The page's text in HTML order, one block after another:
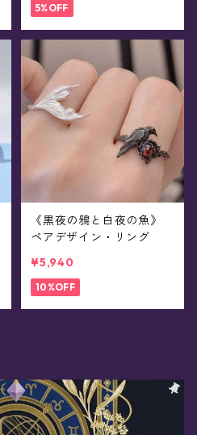
5%OFF
《黒夜の鴉と白夜の魚》
ペアデザイン・リング
¥5,940
10%OFF